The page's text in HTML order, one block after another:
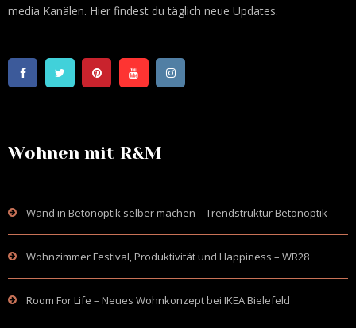
media Kanälen. Hier findest du täglich neue Updates.
Wohnen mit R&M
Wand in Betonoptik selber machen – Trendstruktur Betonoptik
Wohnzimmer Festival, Produktivität und Happiness – WR28
Room For Life – Neues Wohnkonzept bei IKEA Bielefeld